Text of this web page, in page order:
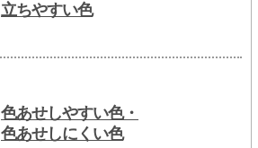
立ちやすい色
色あせしやすい色・
色あせしにくい色